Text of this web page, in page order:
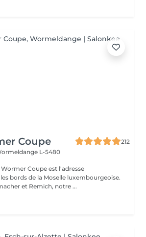
Coupe
212
L-5480
Coupe est l'adresse
bords de la Moselle luxembourgeoise.
et Remich, notre ...